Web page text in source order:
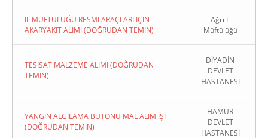
İL MÜFTÜLÜĞÜ RESMİ ARAÇLARI İÇİN
AKARYAKIT ALIMI (DOĞRUDAN TEMIN)
Ağrı İl
Müftülüğü
TESİSAT MALZEME ALIMI (DOĞRUDAN
TEMIN)
DİYADİN
DEVLET
HASTANESİ
YANGIN ALGILAMA BUTONU MAL ALIM İŞİ
(DOĞRUDAN TEMIN)
HAMUR
DEVLET
HASTANESİ